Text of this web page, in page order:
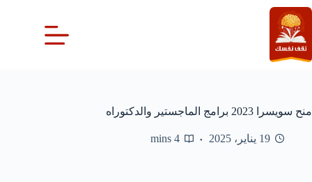
التجاوز
إلى
المحتوى
منح سويسرا 2023 برامج الماجستير والدكتوراه
19 يناير، 2025 4 mins